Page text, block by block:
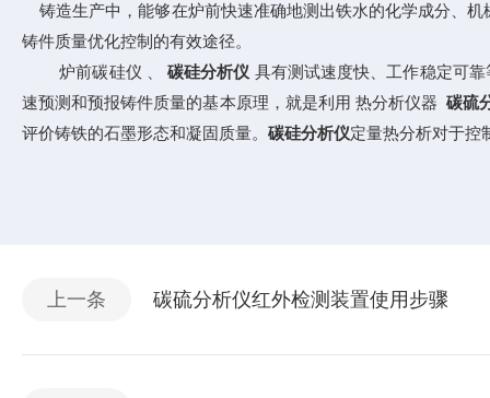
铸造生产中，能够在炉前快速准确地测出铁水的化学成分、
铸件质量优化控制的有效途径。
炉前碳硅仪 、碳硅分析仪 具有测试速度快、工作稳定可
速预测和预报铸件质量的基本原理，就是利用 热分析仪器碳硫
评价铸铁的石墨形态和凝固质量。 碳硅分析仪定量热分析对于控
上一条 碳硫分析仪红外检测装置使用步骤